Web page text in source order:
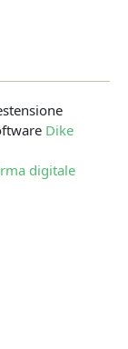
Dike
digitale